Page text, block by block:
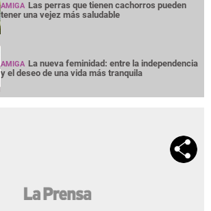
AMIGA Las perras que tienen cachorros pueden
tener una vejez más saludable
AMIGA La nueva feminidad: entre la independencia
y el deseo de una vida más tranquila